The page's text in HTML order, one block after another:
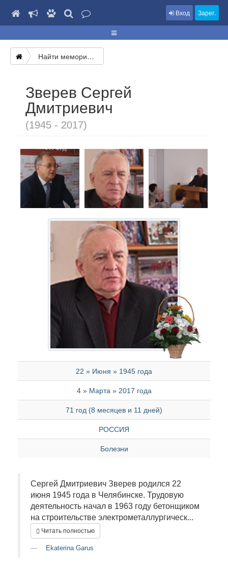
Вход Зарег.
Найти мемориал
Зверев Сергей
Дмитриевич
(1945 - 2017)
22 » Июня » 1945 года
4 » Марта » 2017 года
71 год (8 месяцев и 11 дней)
РОССИЯ
Болезни
Сергей Дмитриевич Зверев родился 22
июня 1945 года в Челябинске. Трудовую
деятельность начал в 1963 году бетонщиком
на строительстве электрометаллургическ...
Читать полностью
Ekaterina Garus